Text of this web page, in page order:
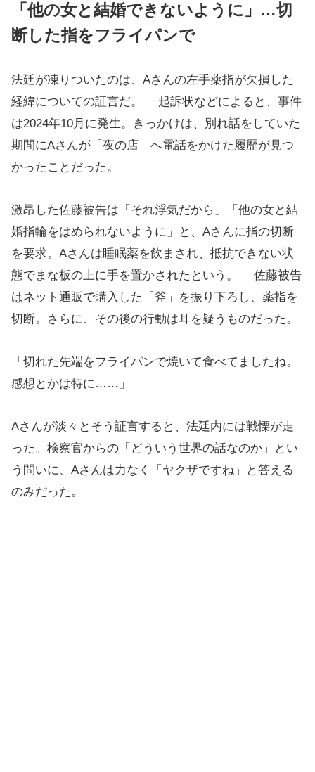
「他の女と結婚できないように」…切
断した指をフライパンで
法廷が凍りついたのは、Aさんの左手薬指が欠損した
経緯についての証言だ。 起訴状などによると、事件
は2024年10月に発生。きっかけは、別れ話をしていた
期間にAさんが「夜の店」へ電話をかけた履歴が見つ
かったことだった。
激昂した佐藤被告は「それ浮気だから」「他の女と結
婚指輪をはめられないように」と、Aさんに指の切断
を要求。Aさんは睡眠薬を飲まされ、抵抗できない状
態でまな板の上に手を置かされたという。 佐藤被告
はネット通販で購入した「斧」を振り下ろし、薬指を
切断。さらに、その後の行動は耳を疑うものだった。
「切れた先端をフライパンで焼いて食べてましたね。
感想とかは特に……」
Aさんが淡々とそう証言すると、法廷内には戦慄が走
った。検察官からの「どういう世界の話なのか」とい
う問いに、Aさんは力なく「ヤクザですね」と答える
のみだった。